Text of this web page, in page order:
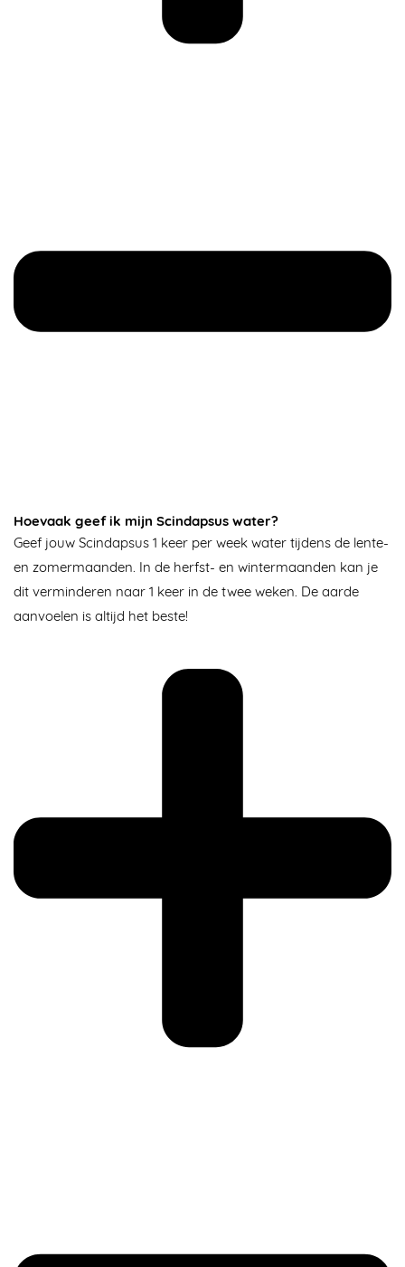
Hoevaak geef ik mijn Scindapsus water?
Geef jouw Scindapsus 1 keer per week water tijdens de lente-
en zomermaanden. In de herfst- en wintermaanden kan je
dit verminderen naar 1 keer in de twee weken. De aarde
aanvoelen is altijd het beste!